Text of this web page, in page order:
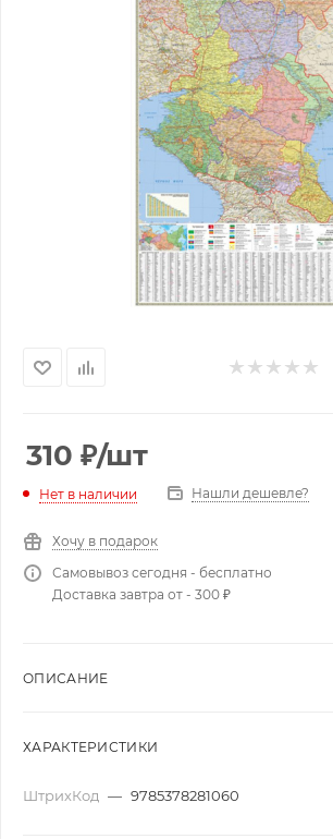
310 ₽/шт
Нет в наличии Нашли дешевле?
Хочу в подарок
Самовывоз сегодня - бесплатно
Доставка завтра от - 300 ₽
ОПИСАНИЕ
ХАРАКТЕРИСТИКИ
ШтрихКод — 9785378281060